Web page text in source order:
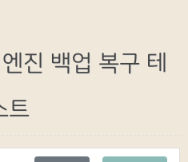
진 백업 복구 테
트